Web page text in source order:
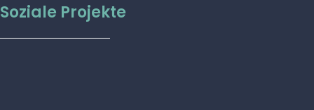
Soziale Projekte